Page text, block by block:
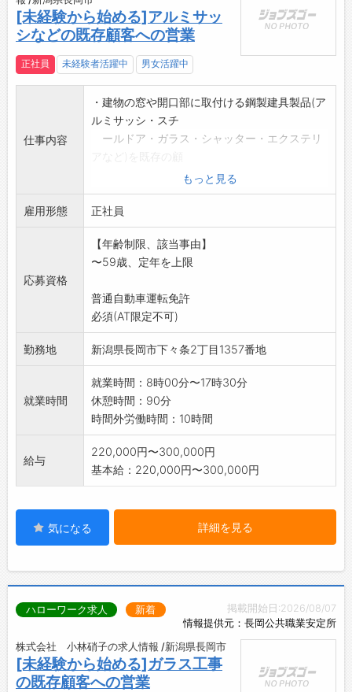
[未経験から始める]アルミサッ
シなどの既存顧客への営業
正社員 未経験者活躍中 男女活躍中
仕事内容
・建物の窓や開口部に取付ける鋼製建具製品(ア
ルミサッシ・スチ
ールドア・ガラス・シャッター・エクステリ
客(建設会社・工務店など)への営業を行うス
タッフの増員です
・入社後は、現場での取付補助員としての経験
を積み、その後、建
築図面の見方、積算方法を学び、先輩社員と
同行営業をします。
り、技術、知識、
積算を学び、スキルアップします。
も先輩スタッフがき
ちんと教育・指導しますので安心してキャリ
アアップ出来ます。
・明るく、元気に対応出来る方を募集していま
す。
*変更範囲:変更無し
もっと見る
雇用形態 正社員
応募資格
【年齢制限、該当事由】
〜59歳、定年を上限
普通自動車運転免許
必須(AT限定不可)
勤務地 新潟県長岡市下々条2丁目1357番地
就業時間
就業時間：8時00分〜17時30分
休憩時間：90分
時間外労働時間：10時間
給与
220,000円〜300,000円
基本給：220,000円〜300,000円
気になる 詳細を見る
掲載開始日:2026/08/07
情報提供元：長岡公共職業安定所
ハローワーク求人 新着
株式会社 小林硝子の求人情報 /新潟県長岡市
[未経験から始める]ガラス工事
の既存顧客への営業